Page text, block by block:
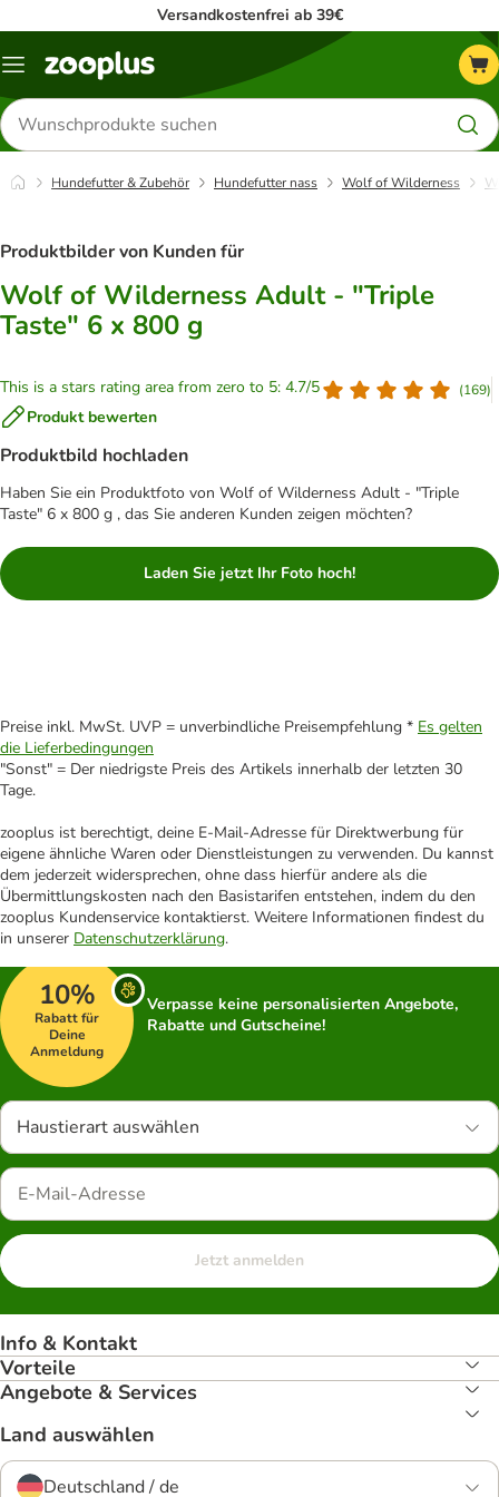
Versandkostenfrei ab 39€
Menü
Produkte
suchen
Hundefutter & Zubehör Hundefutter nass Wolf of Wilderness
Produktbilder von Kunden für
Wolf of Wilderness Adult - "Triple
Taste" 6 x 800 g
This is a stars rating area from zero to 5: 4.7/5 (169)
Produkt bewerten
Produktbild hochladen
Haben Sie ein Produktfoto von Wolf of Wilderness Adult - "Triple
Taste" 6 x 800 g , das Sie anderen Kunden zeigen möchten?
Laden Sie jetzt Ihr Foto hoch!
Preise inkl. MwSt. UVP = unverbindliche Preisempfehlung * Es gelten
die Lieferbedingungen
"Sonst" = Der niedrigste Preis des Artikels innerhalb der letzten 30
Tage.
zooplus ist berechtigt, deine E-Mail-Adresse für Direktwerbung für
eigene ähnliche Waren oder Dienstleistungen zu verwenden. Du kannst
dem jederzeit widersprechen, ohne dass hierfür andere als die
Übermittlungskosten nach den Basistarifen entstehen, indem du den
zooplus Kundenservice kontaktierst. Weitere Informationen findest du
in unserer Datenschutzerklärung.
10%
Rabatt für
Deine
Anmeldung
Verpasse keine personalisierten Angebote,
Rabatte und Gutscheine!
Haustierart auswählen
Jetzt anmelden
Info & Kontakt
Vorteile
Angebote & Services
Land auswählen
Deutschland / de